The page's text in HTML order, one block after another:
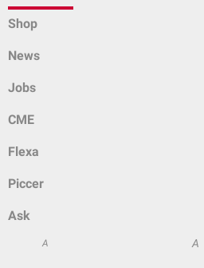
Shop
News
Jobs
CME
Flexa
Piccer
Ask
A A